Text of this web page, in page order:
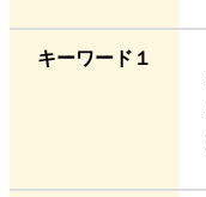
キーワード１